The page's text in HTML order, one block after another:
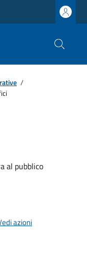
/
al pubblico
azioni